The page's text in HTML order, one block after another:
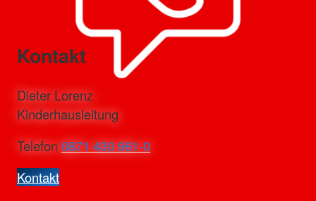
Kontakt
Dieter Lorenz
Kinderhausleitung
Telefon 0871 430 961-0
Kontakt